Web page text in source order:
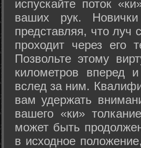
испускайте поток
ваших рук.
представляя, что луч
проходит через его
Позвольте этому
километров вперед
вслед за ним.
вам удержать
вашего «ки»
может быть
в исходное